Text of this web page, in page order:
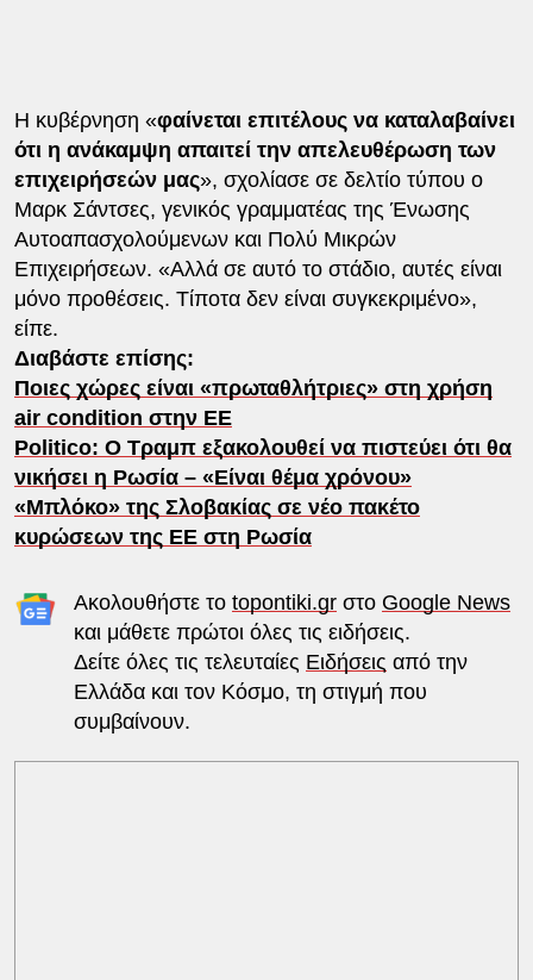
Η κυβέρνηση «φαίνεται επιτέλους να καταλαβαίνει
ότι η ανάκαμψη απαιτεί την απελευθέρωση των
επιχειρήσεών μας», σχολίασε σε δελτίο τύπου ο
Μαρκ Σάντσες, γενικός γραμματέας της Ένωσης
Αυτοαπασχολούμενων και Πολύ Μικρών
Επιχειρήσεων. «Αλλά σε αυτό το στάδιο, αυτές είναι
μόνο προθέσεις. Τίποτα δεν είναι συγκεκριμένο»,
είπε.
Διαβάστε επίσης:
Ποιες χώρες είναι «πρωταθλήτριες» στη χρήση
air condition στην ΕΕ
Politico: O Τραμπ εξακολουθεί να πιστεύει ότι θα
νικήσει η Ρωσία – «Είναι θέμα χρόνου»
«Μπλόκο» της Σλοβακίας σε νέο πακέτο
κυρώσεων της ΕΕ στη Ρωσία
Ακολουθήστε το topontiki.grστο Google News
και μάθετε πρώτοι όλες τις ειδήσεις.
Δείτε όλες τις τελευταίες Ειδήσεις από την
Ελλάδα και τον Κόσμο, τη στιγμή που
συμβαίνουν.